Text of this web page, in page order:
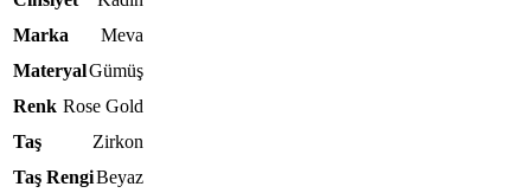
Marka
Meva
MateryalGümüş
Renk Rose Gold
Taş
Zirkon
Taş RengiBeyaz